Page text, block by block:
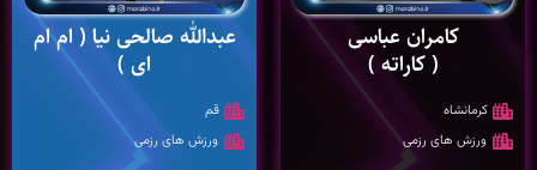
کامران عباسی
( کاراته )
کرمانشاه
ورزش های رزمی
عبدالله صالحی نیا ( ام ام
ای )
قم
ورزش های رزمی